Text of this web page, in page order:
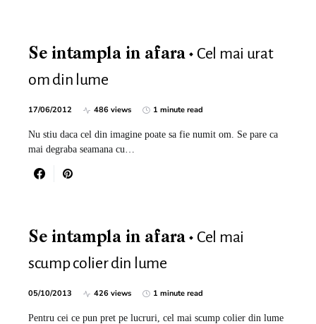
Se intampla in afara
Cel mai urat
om din lume
17/06/2012 486 views 1 minute read
Nu stiu daca cel din imagine poate sa fie numit om. Se pare ca
mai degraba seamana cu…
Se intampla in afara
Cel mai
scump colier din lume
05/10/2013 426 views 1 minute read
Pentru cei ce pun pret pe lucruri, cel mai scump colier din lume